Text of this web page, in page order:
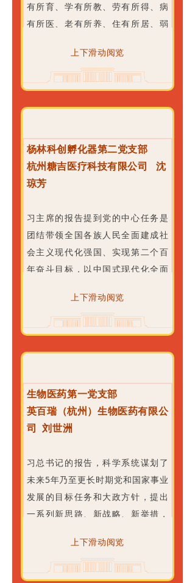
有所育、学有所教、劳有所得、病
有所医、老有所养、住有所居、弱
模最大的教育体系、社会保障体
系、医疗卫生体系。听完报告，我
心潮澎湃，我们党弘扬伟大的建党
精神，始终坚持以人民为中心，带
坚信，只有在中国共产党的领导
下，中国才能走向更加辉煌的明
天，同时作为一名共产党员，我要
念，高举党的伟大旗帜，为中华民
族伟大复兴而努力奋斗。
报告中深刻指出“没有全民健康，就
没有全面小康”，人民健康是立国之
们生物医药从业者。我们杭州荣谷
生物作为一家研发针对血液瘤和实
体瘤CAR-NK细胞治疗产品的创新型
创新免疫疗法来守护中国人民的健
康，把握“新发展阶段、新发展理
念、新发展格局”的内涵，坚持深
耕、服务肿瘤病人，更加精准对接
挥以人为本、患者至上的医药开发
理念，以临床与病人为中心聚焦血
液肿瘤、实体肿瘤、肿瘤微环境、
新型CAR-NK细胞疗法等方面，努力
打造人类抗癌战争中的兵工厂、武
生的希望，为浙江实现“两个先行”的
上下滑动阅览
杨林科创孵化器第二党支部
杭州糖吉医疗科技有限公司 沈
琼芳
习主席的报告提到党的中心任务是
团结带领全国各族人民全面建成社
会主义现代化强国、实现第二个百
年奋斗目标，以中国式现代化全面
全体人民共同富裕的现代化，是物
质文明和精神文明相协调的现代
化，是人与自然和谐共生的现代
化，是走和平发展道路的现代化。
化国家开局起步的关键时期。
在经济上，高质量发展是全面建设
社会主义现代化国家的首要任务。
将坚持社会主义市场经济改革方
向，坚持高水平对外开放，加快构
建以国内大循环为主体、国内国际
双循环相互促进的新发展格局；将
构性改革有机结合起来，增强国内
大循环内生动力和可靠性，提升国
际循环质量和水平；将毫不动摇巩
上下滑动阅览
生物医药第一党支部
英百瑞（杭州）生物医药有限公
司 刘世洲
习总书记的报告，科学系统谋划了
未来5年乃至更长时期党和国家事业
发展的目标任务和大政方针，提出
一系列新思路、新战略、新举措，
思想深邃、主题鲜明、内容丰富详
实、内涵博大精深，听后振聋发
上下滑动阅览